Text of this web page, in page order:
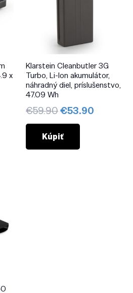
x
Klarstein Cleanbutler 3G
Turbo, Li-Ion akumulátor,
náhradný diel, príslušenstvo,
47.09 Wh
€59.90Pôvodná
cena
bola:
€59.90.
€53.90
Kúpiť